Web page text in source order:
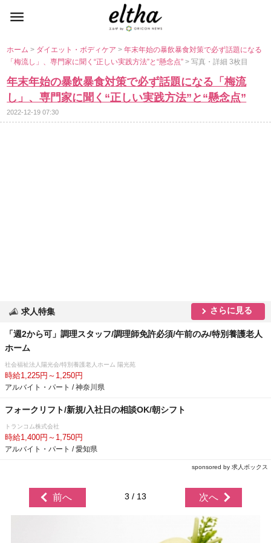
ホーム> ダイエット・ボディケア>年末年始の暴飲暴食対策で必ず話題になる
「梅流し」、専門家に聞く“正しい実践方法”と“懸念点”> 写真・詳細 3枚目
年末年始の暴飲暴食対策で必ず話題になる「梅流
し」、専門家に聞く“正しい実践方法”と“懸念点”
2022-12-19 07:30
求人特集 さらに見る
「週2から可」調理スタッフ/調理師免許必須/午前のみ/特別養護老人
ホーム
社会福祉法人陽光会/特別養護老人ホーム 陽光苑
時給1,225円～1,250円
アルバイト・パート / 神奈川県
フォークリフト/新規/入社日の相談OK/朝シフト
トランコム株式会社
時給1,400円～1,750円
アルバイト・パート / 愛知県
sponsored by 求人ボックス
前へ 3 / 13 次へ